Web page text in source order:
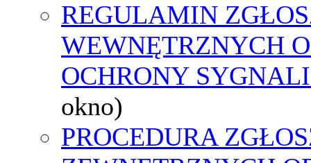
REGULAMIN
WEWNĘTRZNYCH
OCHRONY
okno)
PROCEDURA